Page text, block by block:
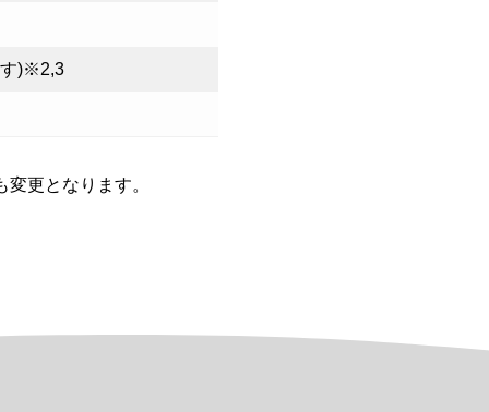
す)※2,3
更となります。